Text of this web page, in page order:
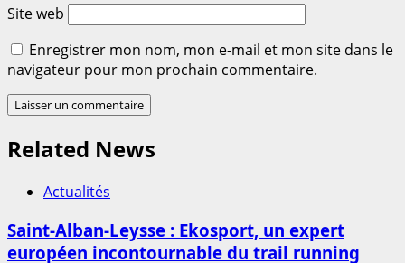
Site web
Enregistrer mon nom, mon e-mail et mon site dans le
navigateur pour mon prochain commentaire.
Related News
Actualités
Saint-Alban-Leysse : Ekosport, un expert
européen incontournable du trail running